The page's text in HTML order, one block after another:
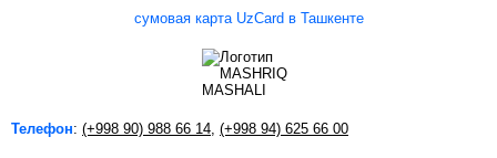
сумовая карта UzCard в Ташкенте
Телефон: (+998 90) 988 66 14 (+998 94) 625 66 00